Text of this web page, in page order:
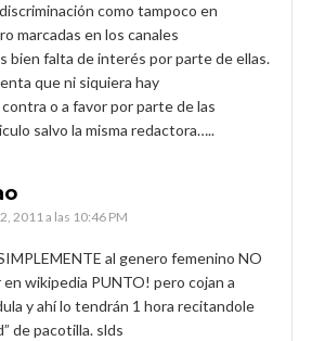
como tampoco en
marcadas en los canales
bien falta de interés por parte de ellas.
que ni siquiera hay
o a favor por parte de las
salvo la misma redactora…..
2011 a las 10:46 PM
al genero femenino NO
wikipedia PUNTO! pero cojan a
y ahí lo tendrán 1 hora recitandole
de pacotilla. slds